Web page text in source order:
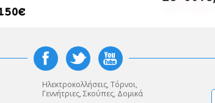
Ηλεκτροκολλήσεις, Τόρνοι,
Γεννήτριες, Σκούπες, Δομικά